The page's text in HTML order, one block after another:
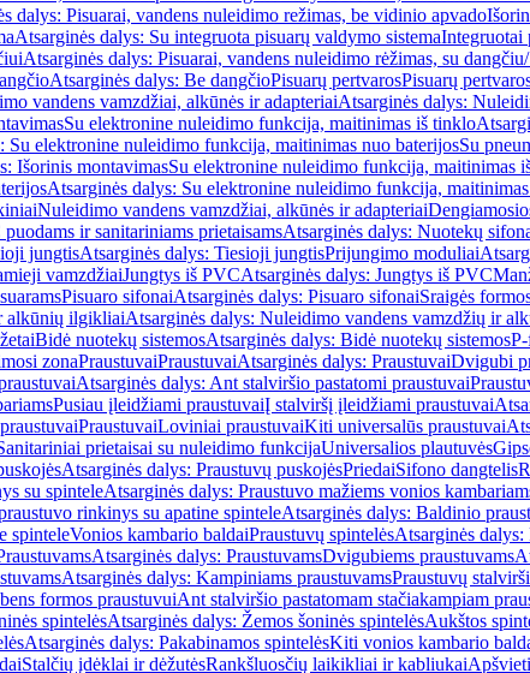
dalys: Pisuarai, vandens nuleidimo režimas, be vidinio apvado
Atsarginės dalys: Su integruota pisuarų valdymo sistemaIntegruotai
Atsarginės dalys: Pisuarai, vandens nuleidimo rėžimas, su
Atsarginės dalys: Be dangčioPisuarų pertvarosPisuarų
vandens vamzdžiai, alkūnės ir adapteriaiAtsarginės dalys:
Su elektronine nuleidimo funkcija, maitinimas iš tinklo
Su elektronine nuleidimo funkcija, maitinimas nuo baterijosSu
Išorinis montavimasSu elektronine nuleidimo funkcija, maitinimas
Atsarginės dalys: Su elektronine nuleidimo funkcija,
Nuleidimo vandens vamzdžiai, alkūnės ir adapteriai
ir sanitariniams prietaisamsAtsarginės dalys: Nuotekų
jungtisAtsarginės dalys: Tiesioji jungtisPrijungimo moduliai
vamzdžiaiJungtys iš PVCAtsarginės dalys: Jungtys iš PVC
Pisuaro sifonaiAtsarginės dalys: Pisuaro sifonaiSraigės
alkūnių ilgikliaiAtsarginės dalys: Nuleidimo vandens vamzdžių ir
Bidė nuotekų sistemosAtsarginės dalys: Bidė nuotekų sistemos
zonaPraustuvaiPraustuvaiAtsarginės dalys: PraustuvaiDvigubi
Atsarginės dalys: Ant stalviršio pastatomi praustuvai
Pusiau įleidžiami praustuvaiĮ stalviršį įleidžiami praustuvai
PraustuvaiLoviniai praustuvaiKiti universalūs praustuvai
prietaisai su nuleidimo funkcijaUniversalios plautuvės
Atsarginės dalys: Praustuvų puskojėsPriedaiSifono dangtelis
su spinteleAtsarginės dalys: Praustuvo mažiems vonios
rinkinys su apatine spinteleAtsarginės dalys: Baldinio
spinteleVonios kambario baldaiPraustuvų spintelėsAtsarginės dalys:
Atsarginės dalys: PraustuvamsDvigubiems praustuvams
Atsarginės dalys: Kampiniams praustuvamsPraustuvų
formos praustuvuiAnt stalviršio pastatomam stačiakampiam
spintelėsAtsarginės dalys: Žemos šoninės spintelėsAukštos
Atsarginės dalys: Pakabinamos spintelėsKiti vonios kambario
Stalčių įdėklai ir dėžutėsRankšluosčių laikikliai ir kabliukai